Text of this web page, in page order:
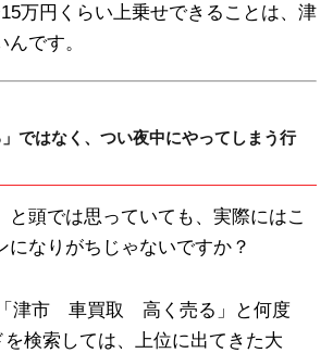
万円くらい上乗せできることは、津
です。
」ではなく、つい夜中にやってしまう行
と頭では思っていても、実際にはこ
になりがちじゃないですか？
津市 車買取 高く売る」と何度
を検索しては、上位に出てきた大